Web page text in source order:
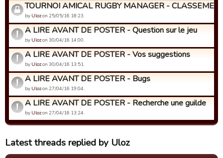
TOURNOI AMICAL RUGBY MANAGER -
by Ulozon 25/05/16 18:23.
A LIRE AVANT DE POSTER - Question sur le jeu
by Ulozon 30/04/16 14:00.
A LIRE AVANT DE POSTER - Vos suggestions
by Ulozon 30/04/16 13:51.
A LIRE AVANT DE POSTER - Bugs
by Ulozon 27/04/16 19:04.
A LIRE AVANT DE POSTER - Recherche une guilde
by Ulozon 27/04/16 13:24.
Latest threads replied by Uloz